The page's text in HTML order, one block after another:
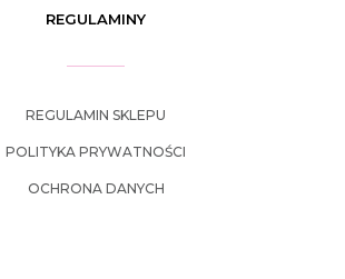
REGULAMINY
REGULAMIN SKLEPU
POLITYKA PRYWATNOŚCI
OCHRONA DANYCH